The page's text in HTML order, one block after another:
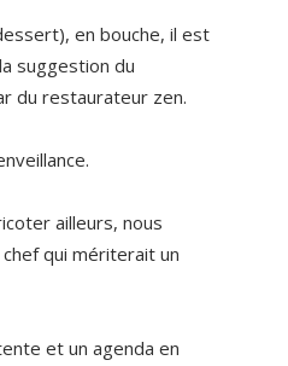
en bouche, il est
suggestion du
du restaurateur zen.
ailleurs, nous
qui mériterait un
et un agenda en